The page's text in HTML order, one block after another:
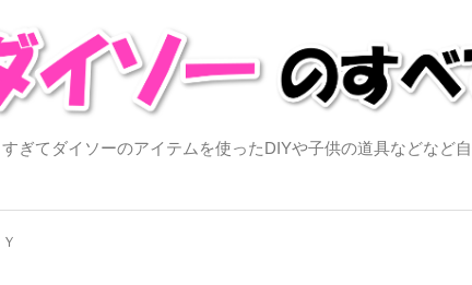
ぎてダイソーのアイテムを使ったDIYや子供の道具などなど